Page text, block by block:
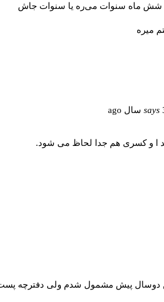
ماه سنوات می‌ره یا سنوات جاش
کسری هم جدا لحاظ می شود.
پیش مشمول شدم ولی دفترچه پست